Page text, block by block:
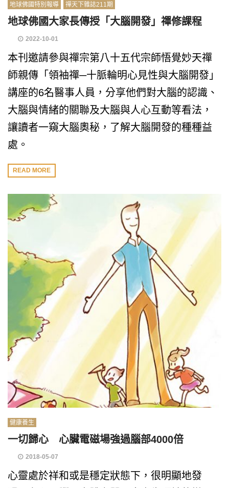
地球佛國特別報導 禪天下雜誌211期
地球佛國大家長傳授「大腦開發」禪修課程
2022-10-01
本刊邀請參與禪宗第八十五代宗師悟覺妙天禪
師親傳「領袖禪─十脈輪明心見性與大腦開發」
講座的6名醫事人員，分享他們對大腦的認識、
大腦與情緒的關聯及大腦與人心互動等看法，
讓讀者一窺大腦奧秘，了解大腦開發的種種益
處。
READ MORE
健康養生
一切歸心 心臟電磁場強過腦部4000倍
2018-05-07
心靈處於祥和或是穩定狀態下，很明顯地發